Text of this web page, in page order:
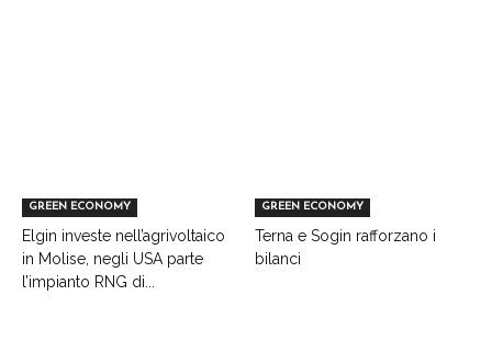
GREEN ECONOMY
Elgin investe nell’agrivoltaico
in Molise, negli USA parte
l’impianto RNG di...
GREEN ECONOMY
Terna e Sogin rafforzano i
bilanci